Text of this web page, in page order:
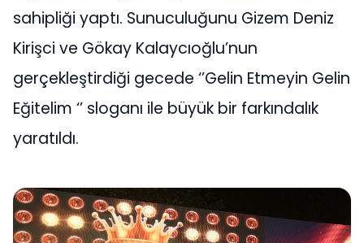
sahipliği yaptı. Sunuculuğunu Gizem Deniz
Kirişci ve Gökay Kalaycıoğlu’nun
gerçekleştirdiği gecede ‘’Gelin Etmeyin Gelin
Eğitelim ‘’ sloganı ile büyük bir farkındalık
yaratıldı.